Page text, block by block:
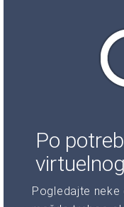
Po
Pogledajte